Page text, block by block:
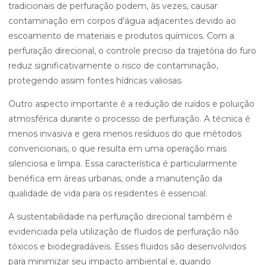
tradicionais de perfuração podem, às vezes, causar
contaminação em corpos d'água adjacentes devido ao
escoamento de materiais e produtos químicos. Com a
perfuração direcional, o controle preciso da trajetória do furo
reduz significativamente o risco de contaminação,
protegendo assim fontes hídricas valiosas.
Outro aspecto importante é a redução de ruídos e poluição
atmosférica durante o processo de perfuração. A técnica é
menos invasiva e gera menos resíduos do que métodos
convencionais, o que resulta em uma operação mais
silenciosa e limpa. Essa característica é particularmente
benéfica em áreas urbanas, onde a manutenção da
qualidade de vida para os residentes é essencial.
A sustentabilidade na perfuração direcional também é
evidenciada pela utilização de fluidos de perfuração não
tóxicos e biodegradáveis. Esses fluidos são desenvolvidos
para minimizar seu impacto ambiental e, quando